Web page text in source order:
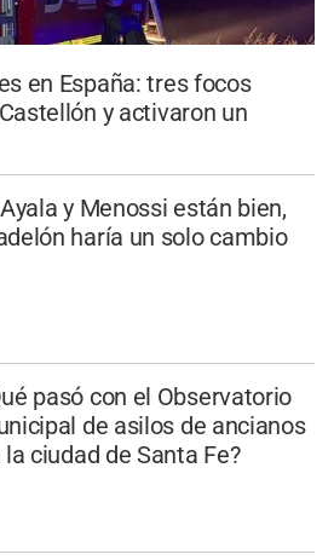
en España: tres focos
y activaron un
y Menossi están bien,
haría un solo cambio
pasó con el Observatorio
de asilos de ancianos
la ciudad de Santa Fe?